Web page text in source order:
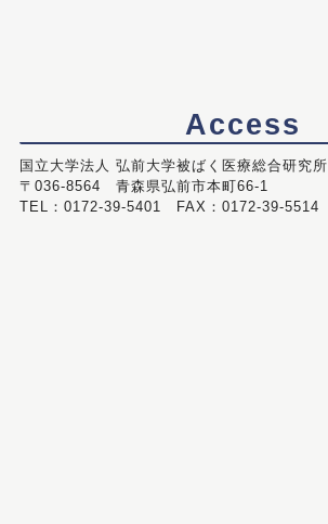
Access
国立大学法人 弘前大学被ばく医療総合研究所
〒036-8564 青森県弘前市本町66-1
TEL：0172-39-5401 FAX：0172-39-5514